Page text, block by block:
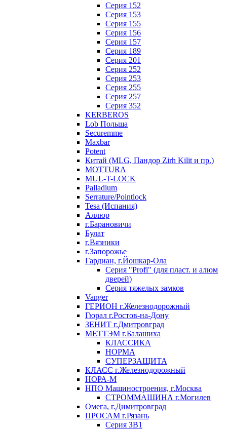
Серия 152
Серия 153
Серия 155
Серия 156
Серия 157
Серия 189
Серия 201
Серия 252
Серия 253
Серия 255
Серия 257
Серия 352
KERBEROS
Lob Польша
Securemme
Maxbar
Potent
Китай (MLG, Пандор Zirh Kilit и пр.)
MOTTURA
MUL-T-LOCK
Palladium
Serrature/Pointlock
Tesa (Испания)
Аллюр
г.Барановичи
Булат
г.Вязники
г.Запорожье
Гардиан, г.Йошкар-Ола
Серия "Profi" (для пласт. и алюм
дверей)
Серия тяжелых замков
Vanger
ГЕРИОН г.Железнодорожный
Гюрал г.Ростов-на-Дону
ЗЕНИТ г.Дмитровград
МЕТТЭМ г.Балашиха
КЛАССИКА
НОРМА
СУПЕРЗАЩИТА
КЛАСС г.Железнодорожный
НОРА-М
НПО Машиностроения, г.Москва
СТРОММАШИНА г.Могилев
Омега, г.Димитровград
ПРОСАМ г.Рязань
Серия ЗВ1